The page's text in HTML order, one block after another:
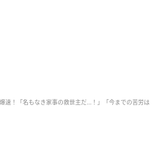
速！「名もなき家事の救世主だ…！」「今までの苦労は